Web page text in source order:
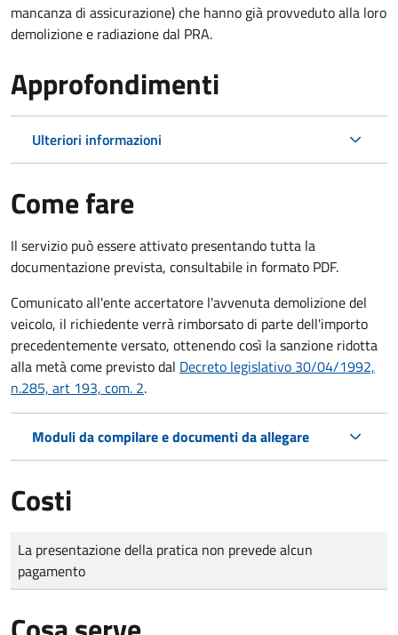
mancanza di assicurazione) che hanno già provveduto alla loro
demolizione e radiazione dal PRA.
Approfondimenti
Ulteriori informazioni
Come fare
Il servizio può essere attivato presentando tutta la
documentazione prevista, consultabile in formato PDF.
Comunicato all'ente accertatore l'avvenuta demolizione del
veicolo, il richiedente verrà rimborsato di parte dell'importo
precedentemente versato, ottenendo così la sanzione ridotta
alla metà come previsto dal Decreto legislativo 30/04/1992,
n.285, art 193, com. 2.
Moduli da compilare e documenti da allegare
Costi
Tipo di pagamento
Importo
La presentazione della pratica non prevede alcun
pagamento